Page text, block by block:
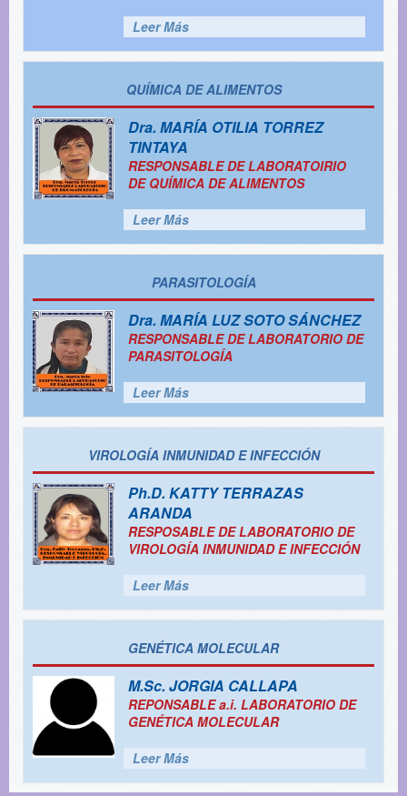
Leer Más
QUÍMICA DE ALIMENTOS
Dra. MARÍA OTILIA TORREZ
TINTAYA
RESPONSABLE DE LABORATOIRIO
DE QUÍMICA DE ALIMENTOS
Leer Más
PARASITOLOGÍA
Dra. MARÍA LUZ SOTO SÁNCHEZ
RESPONSABLE DE LABORATORIO DE
PARASITOLOGÍA
Leer Más
VIROLOGÍA INMUNIDAD E INFECCIÓN
Ph.D. KATTY TERRAZAS
ARANDA
RESPOSABLE DE LABORATORIO DE
VIROLOGÍA INMUNIDAD E INFECCIÓN
Leer Más
GENÉTICA MOLECULAR
M.Sc. JORGIA CALLAPA
REPONSABLE a.i. LABORATORIO DE
GENÉTICA MOLECULAR
Leer Más